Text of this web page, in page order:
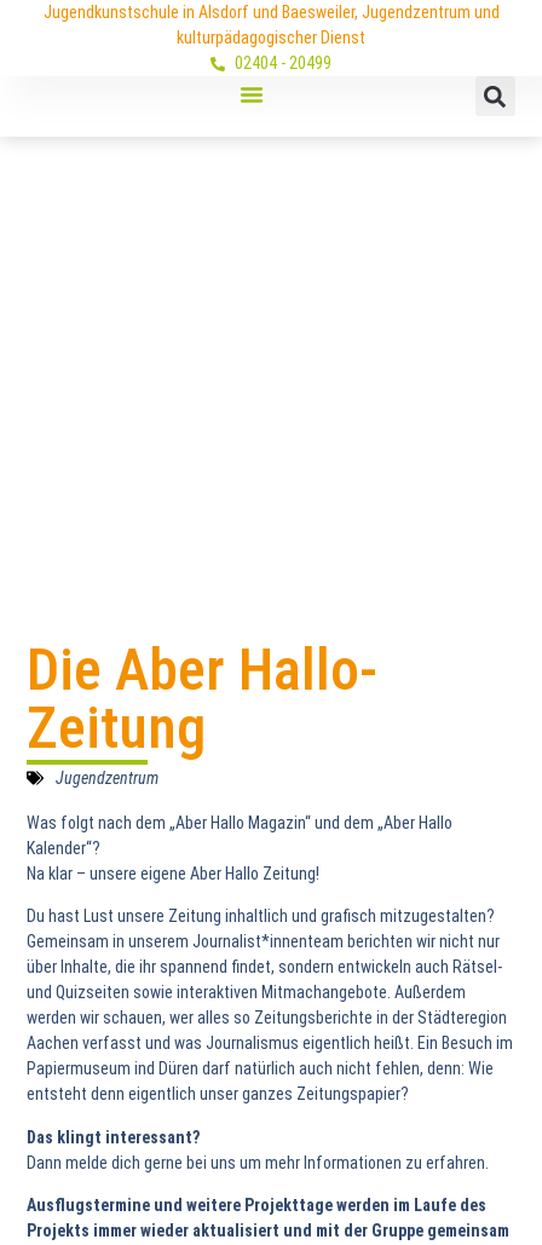
Jugendkunstschule in Alsdorf und Baesweiler, Jugendzentrum und
kulturpädagogischer Dienst
02404 - 20499
Die Aber Hallo-
Zeitung
Jugendzentrum
Was folgt nach dem „Aber Hallo Magazin“ und dem „Aber Hallo
Kalender“?
Na klar – unsere eigene Aber Hallo Zeitung!
Du hast Lust unsere Zeitung inhaltlich und grafisch mitzugestalten?
Gemeinsam in unserem Journalist*innenteam berichten wir nicht nur
über Inhalte, die ihr spannend findet, sondern entwickeln auch Rätsel-
und Quizseiten sowie interaktiven Mitmachangebote. Außerdem
werden wir schauen, wer alles so Zeitungsberichte in der Städteregion
Aachen verfasst und was Journalismus eigentlich heißt. Ein Besuch im
Papiermuseum ind Düren darf natürlich auch nicht fehlen, denn: Wie
entsteht denn eigentlich unser ganzes Zeitungspapier?
Das klingt interessant?
Dann melde dich gerne bei uns um mehr Informationen zu erfahren.
Ausflugstermine und weitere Projekttage werden im Laufe des
Projekts immer wieder aktualisiert und mit der Gruppe gemeinsam